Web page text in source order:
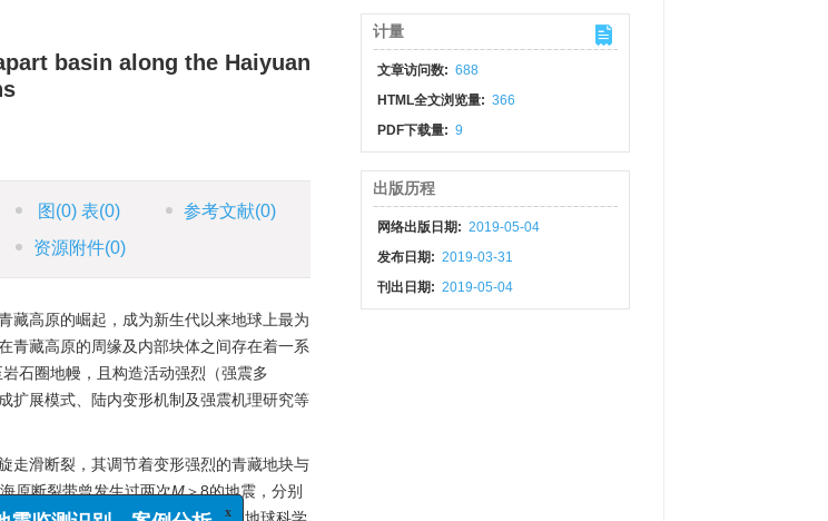
basin along the Haiyuan
图 (0)表(0) 参考文献(0)
资源附件(0)
高原的崛起，成为新生代以来地球上最为
青藏高原的周缘及内部块体之间存在着一系
石圈地幔，且构造活动强烈（强震多
扩展模式、陆内变形机制及强震机理研究等
走滑断裂，其调节着变形强烈的青藏地块与
原断裂带曾发生过两次M＞8的地震，分别
计量
文章访问数: 688
HTML全文浏览量: 366
PDF下载量: 9
出版历程
网络出版日期: 2019-05-04
发布日期: 2019-03-31
刊出日期: 2019-05-04